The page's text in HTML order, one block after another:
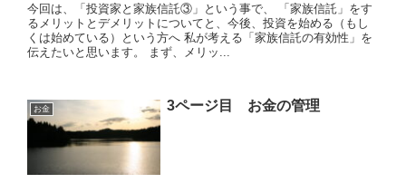
今回は、「投資家と家族信託③」という事で、 「家族信託」をす
るメリットとデメリットについてと、今後、投資を始める（もし
くは始めている）という方へ 私が考える「家族信託の有効性」を
伝えたいと思います。 まず、メリッ...
お金 3ページ目 お金の管理